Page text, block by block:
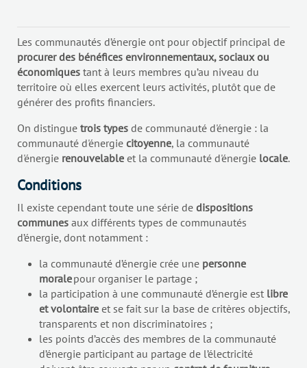
Les communautés d’énergie ont pour objectif principal de
procurer des bénéfices environnementaux, sociaux ou
économiques tant à leurs membres qu’au niveau du
territoire où elles exercent leurs activités, plutôt que de
générer des profits financiers.
On distingue trois types de communauté d'énergie : la
communauté d'énergie citoyenne, la communauté
d'énergie renouvelable et la communauté d'énergie locale.
Conditions
Il existe cependant toute une série de dispositions
communes aux différents types de communautés
d’énergie, dont notamment :
la communauté d’énergie crée une personne
moralepour organiser le partage ;
la participation à une communauté d’énergie est libre
et volontaire et se fait sur la base de critères objectifs,
transparents et non discriminatoires ;
les points d’accès des membres de la communauté
d’énergie participant au partage de l’électricité